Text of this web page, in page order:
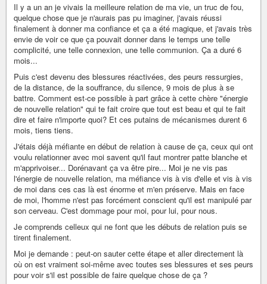
Il y a un an je vivais la meilleure relation de ma vie, un truc de fou,
quelque chose que je n'aurais pas pu imaginer, j'avais réussi
finalement à donner ma confiance et ça a été magique, et j'avais très
envie de voir ce que ça pouvait donner dans le temps une telle
complicité, une telle connexion, une telle communion. Ça a duré 6
mois...
Puis c'est devenu des blessures réactivées, des peurs ressurgies,
de la distance, de la souffrance, du silence, 9 mois de plus à se
battre. Comment est-ce possible à part grâce à cette chère "énergie
de nouvelle relation" qui te fait croire que tout est beau et qui te fait
dire et faire n'importe quoi? Et ces putains de mécanismes durent 6
mois, tiens tiens.
J'étais déjà méfiante en début de relation à cause de ça, ceux qui ont
voulu relationner avec moi savent qu'il faut montrer patte blanche et
m'apprivoiser... Dorénavant ça va être pire... Moi je ne vis pas
l'énergie de nouvelle relation, ma méfiance vis à vis d'elle et vis à vis
de moi dans ces cas là est énorme et m'en préserve. Mais en face
de moi, l'homme n'est pas forcément conscient qu'il est manipulé par
son cerveau. C'est dommage pour moi, pour lui, pour nous.
Je comprends celleux qui ne font que les débuts de relation puis se
tirent finalement.
Moi je demande : peut-on sauter cette étape et aller directement là
où on est vraiment soi-même avec toutes ses blessures et ses peurs
pour voir s'il est possible de faire quelque chose de ça ?